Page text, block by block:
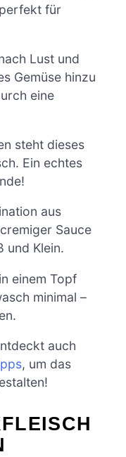
für
Lust und
Gemüse hinzu
eine
steht dieses
Ein echtes
aus
Sauce
und Klein.
einem Topf
minimal –
auch
, um das